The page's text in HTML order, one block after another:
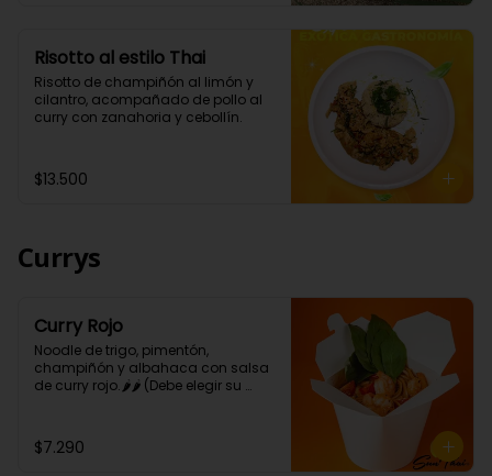
Risotto al estilo Thai
Risotto de champiñón al limón y
cilantro, acompañado de pollo al
curry con zanahoria y cebollín.
$13.500
Currys
Curry Rojo
Noodle de trigo, pimentón,
champiñón y albahaca con salsa
de curry rojo.🌶🌶 (Debe elegir su
$7.290